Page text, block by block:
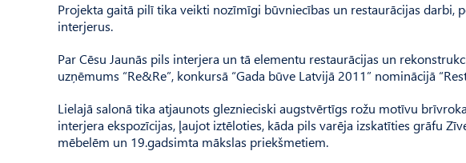
Projekta gaitā pilī tika veikti nozīmīgi būvniecības un restaurācijas darbi,
interjerus.
Par Cēsu Jaunās pils interjera un tā elementu restaurācijas un
uzņēmums “Re&Re”, konkursā “Gada būve Latvijā 2011” nominācijā
Lielajā salonā tika atjaunots gleznieciski augstvērtīgs rožu motīvu
interjera ekspozīcijas, ļaujot iztēloties, kāda pils varēja izskatīties grāfu
mēbelēm un 19.gadsimta mākslas priekšmetiem.